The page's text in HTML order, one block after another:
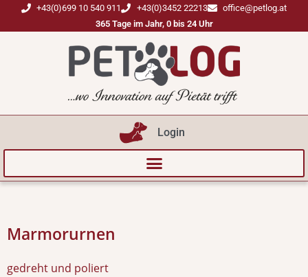
+43(0)699 10 540 911 +43(0)3452 22213
office@petlog.at
365 Tage im Jahr, 0 bis 24 Uhr
Login
Marmorurnen
gedreht und poliert